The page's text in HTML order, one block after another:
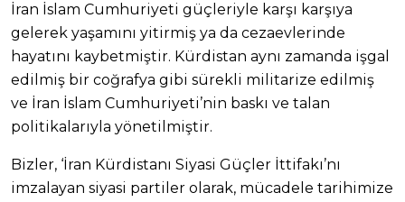
İran İslam Cumhuriyeti güçleriyle karşı karşıya
gelerek yaşamını yitirmiş ya da cezaevlerinde
hayatını kaybetmiştir. Kürdistan aynı zamanda işgal
edilmiş bir coğrafya gibi sürekli militarize edilmiş
ve İran İslam Cumhuriyeti’nin baskı ve talan
politikalarıyla yönetilmiştir.
Bizler, ‘İran Kürdistanı Siyasi Güçler İttifakı’nı
imzalayan siyasi partiler olarak, mücadele tarihimize